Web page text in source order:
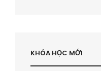
KHÓA HỌC MỚI